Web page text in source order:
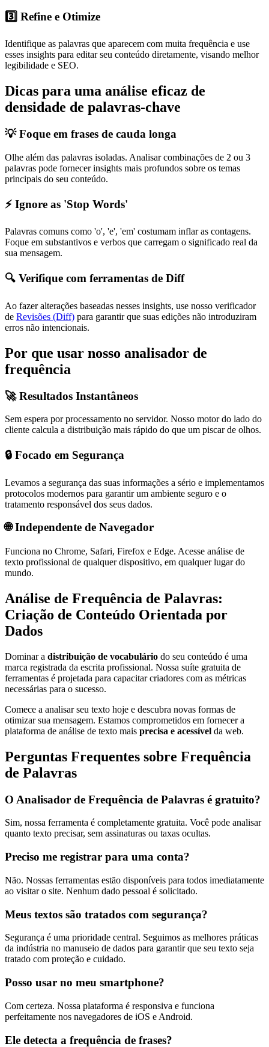
3️⃣ Refine e Otimize
Identifique as palavras que aparecem com muita frequência e use
esses insights para editar seu conteúdo diretamente, visando melhor
legibilidade e SEO.
Dicas para uma análise eficaz de
densidade de palavras-chave
💡 Foque em frases de cauda longa
Olhe além das palavras isoladas. Analisar combinações de 2 ou 3
palavras pode fornecer insights mais profundos sobre os temas
principais do seu conteúdo.
⚡ Ignore as 'Stop Words'
Palavras comuns como 'o', 'e', 'em' costumam inflar as contagens.
Foque em substantivos e verbos que carregam o significado real da
sua mensagem.
🔍 Verifique com ferramentas de Diff
Ao fazer alterações baseadas nesses insights, use nosso verificador
de Revisões (Diff) para garantir que suas edições não introduziram
erros não intencionais.
Por que usar nosso analisador de
frequência
🚀 Resultados Instantâneos
Sem espera por processamento no servidor. Nosso motor do lado do
cliente calcula a distribuição mais rápido do que um piscar de olhos.
🔒 Focado em Segurança
Levamos a segurança das suas informações a sério e implementamos
protocolos modernos para garantir um ambiente seguro e o
tratamento responsável dos seus dados.
🌐 Independente de Navegador
Funciona no Chrome, Safari, Firefox e Edge. Acesse análise de
texto profissional de qualquer dispositivo, em qualquer lugar do
mundo.
Análise de Frequência de Palavras:
Criação de Conteúdo Orientada por
Dados
Dominar a distribuição de vocabulário do seu conteúdo é uma
marca registrada da escrita profissional. Nossa suíte gratuita de
ferramentas é projetada para capacitar criadores com as métricas
necessárias para o sucesso.
Comece a analisar seu texto hoje e descubra novas formas de
otimizar sua mensagem. Estamos comprometidos em fornecer a
plataforma de análise de texto mais precisa e acessível da web.
Perguntas Frequentes sobre Frequência
de Palavras
O Analisador de Frequência de Palavras é gratuito?
Sim, nossa ferramenta é completamente gratuita. Você pode analisar
quanto texto precisar, sem assinaturas ou taxas ocultas.
Preciso me registrar para uma conta?
Não. Nossas ferramentas estão disponíveis para todos imediatamente
ao visitar o site. Nenhum dado pessoal é solicitado.
Meus textos são tratados com segurança?
Segurança é uma prioridade central. Seguimos as melhores práticas
da indústria no manuseio de dados para garantir que seu texto seja
tratado com proteção e cuidado.
Posso usar no meu smartphone?
Com certeza. Nossa plataforma é responsiva e funciona
perfeitamente nos navegadores de iOS e Android.
Ele detecta a frequência de frases?